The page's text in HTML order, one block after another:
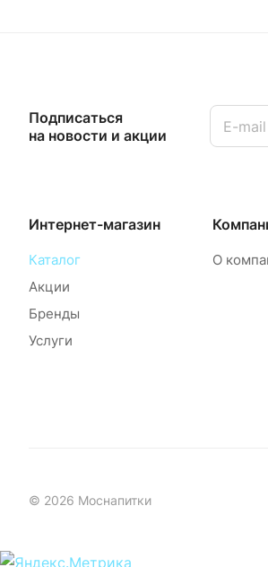
Подписаться
на новости и акции
Интернет-магазин
Каталог
Акции
Бренды
Услуги
О
© 2026 Моснапитки